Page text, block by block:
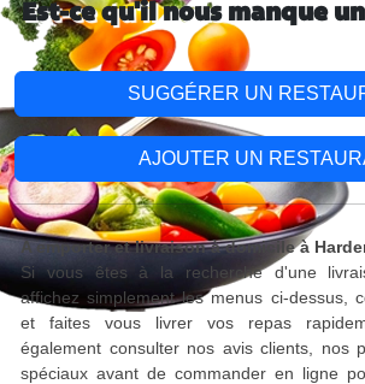
Est-ce qu'il nous manque
SUGGÉRER UN
AJOUTER UN
A emporter et livraison à domicile à
Si vous êtes à la recherche d'une
affichez simplement les menus ci-dessus,
et faites vous livrer vos repas
également consulter nos avis clients, nos
spéciaux avant de commander en ligne